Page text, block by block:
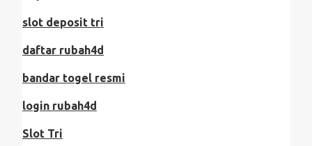
slot deposit tri
daftar rubah4d
bandar togel resmi
login rubah4d
Slot Tri